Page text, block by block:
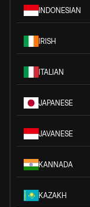
INDONESIAN
IRISH
ITALIAN
JAPANESE
JAVANESE
KANNADA
KAZAKH